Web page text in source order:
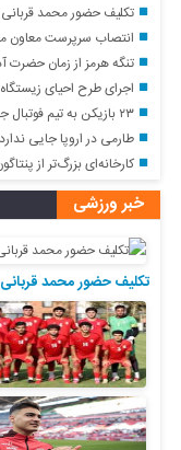
تکلیف حضور محمد
انتصاب سرپرست معاون
تنگه هرمز از زمان حضرت آدم تا ۹ اسفند ۱۴۰۴ باز
اجرای طرح احیای
۲۳ بازیکن به تیم فوتبال جوانان دعوت شدند
طارمی در اروپا جایی ندارد
کارخانه‌ای بزرگ‌تر از
خبر ورزشی
تکلیف حضور محمد